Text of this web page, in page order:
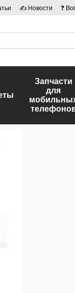
✍ Новости ❓
Запчасти
для